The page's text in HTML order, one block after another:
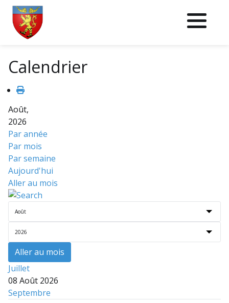
Calendrier
Août,
2026
Par année
Par mois
Par semaine
Aujourd'hui
Aller au mois
Aller au mois
Juillet
08 Août 2026
Septembre